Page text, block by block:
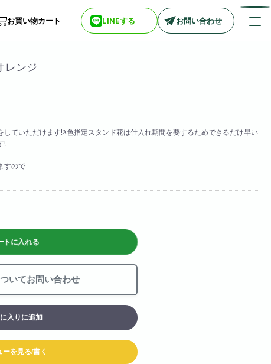
お買い物カート LINEする お問い合わせ
> biotop 堺東店
> biotop 広島店
お買い物カート
Tel: 06-6313-8787
Fax:06-6313-9393
レンジ
していただけます!※色指定スタンド花は仕入れ期間を要するためできるだけ早い
!
すので
トに入れる
いてお問い合わせ
入りに追加
ーを見る/書く